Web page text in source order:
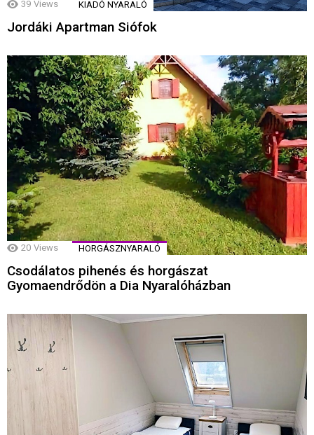
39 Views KIADÓ NYARALÓ
Jordáki Apartman Siófok
20 Views HORGÁSZNYARALÓ
Csodálatos pihenés és horgászat
Gyomaendrődön a Dia Nyaralóházban